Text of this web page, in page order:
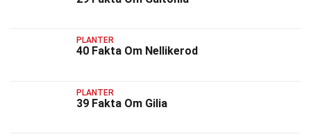
PLANTER
40 Fakta Om Nellikerod
PLANTER
39 Fakta Om Gilia